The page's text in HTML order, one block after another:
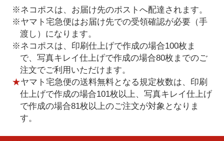
※ネコポスは、お届け先のポストへ配達されます。
※ヤマト宅急便はお届け先での受領確認が必要（手
渡し）になります。
※ネコポスは、印刷仕上げで作成の場合100枚ま
で、写真キレイ仕上げで作成の場合80枚までのご
注文でご利用いただけます。
★ヤマト宅急便の送料無料となる規定枚数は、印刷
仕上げで作成の場合101枚以上、写真キレイ仕上げ
で作成の場合81枚以上のご注文が対象となりま
す。